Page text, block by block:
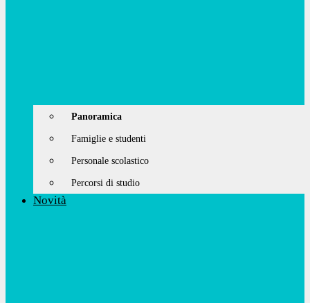
Panoramica
Famiglie e studenti
Personale scolastico
Percorsi di studio
Novità